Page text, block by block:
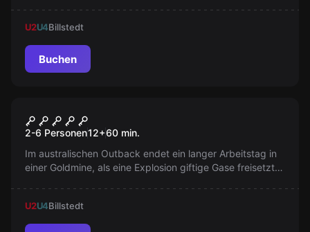
U2U4Billstedt
Buchen
Neu
Goldmine
2-6 Personen12+60 min.
Im australischen Outback endet ein langer Arbeitstag in
einer Goldmine, als eine Explosion giftige Gase freisetzt.
hängt von schnellen Entscheidungen ab. Seid bereit!
U2U4Billstedt